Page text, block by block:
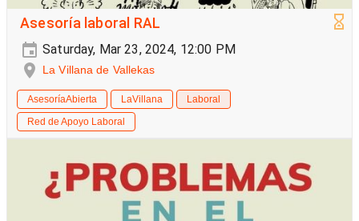
Asesoría laboral RAL
Saturday, Mar 23, 2024, 12:00 PM
La Villana de Vallekas
AsesoríaAbierta LaVillana
Laboral
Red de Apoyo Laboral